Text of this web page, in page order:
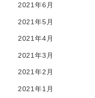
2021年6月
2021年5月
2021年4月
2021年3月
2021年2月
2021年1月